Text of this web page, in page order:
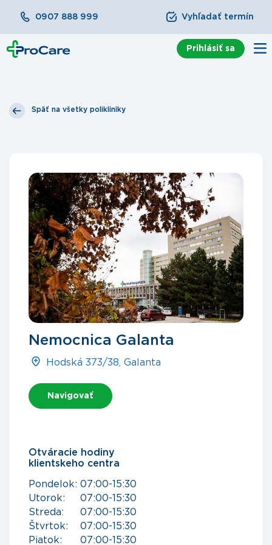
0907 888 999 Vyhľadať termín
Prihlásiť sa
Späť na všetky polikliniky
Nemocnica Galanta
Hodská 373/38, Galanta
Navigovať
Otváracie hodiny
klientskeho centra
Pondelok: 07:00-15:30
Utorok:
07:00-15:30
Streda:
07:00-15:30
Štvrtok:
07:00-15:30
Piatok:
07:00-15:30